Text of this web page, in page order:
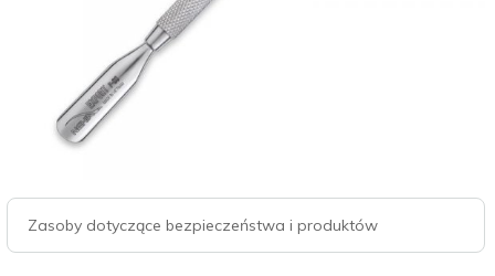
Zasoby dotyczące bezpieczeństwa i produktów